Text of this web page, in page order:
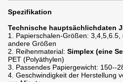
Spezifikation
Technische hauptsächlichdaten
1. Papierschalen-Größen:
andere Größen
2. Reihenmaterial: Simplex (eine
PET (Polyäthylen)
3. Passendes Papiergewicht: 150--
4. Geschwindigkeit der Herstellung